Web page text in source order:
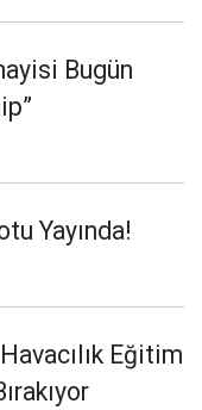
Bugün
Yayında!
Eğitim